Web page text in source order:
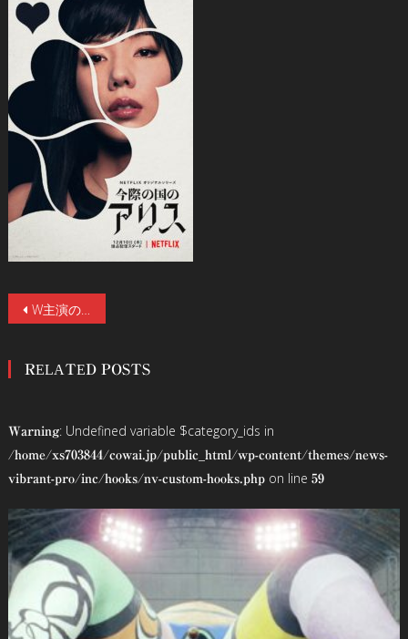
投
ナ
ゲ
ー
シ
ョ
ン
W主演の山﨑賢人と土屋太鳳をはじめキャスト12名のキャラクターアートが解禁！Netflixオリジナル「今際の国のアリス」12月10日全世界同時配信！
RELATED POSTS
Warning: Undefined variable $category_ids in
/home/xs703844/cowai.jp/public_html/wp-content/themes/news-
vibrant-pro/inc/hooks/nv-custom-hooks.phpon line 59